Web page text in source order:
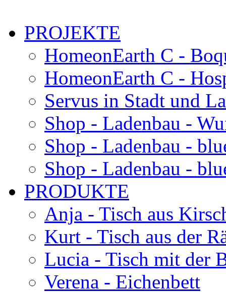
PROJEKTE
HomeonEarth C -
HomeonEarth C -
Servus in Stadt und
Shop - Ladenbau -
Shop - Ladenbau -
Shop - Ladenbau -
PRODUKTE
Anja - Tisch aus
Kurt - Tisch aus der
Lucia - Tisch mit der
Verena - Eichenbett